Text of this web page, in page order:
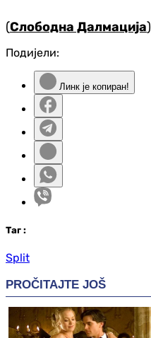
(Слободна Далмација)
Подијели:
Линк је копиран!
Таг :
Split